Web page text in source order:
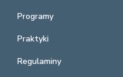
Programy
Praktyki
Regulaminy